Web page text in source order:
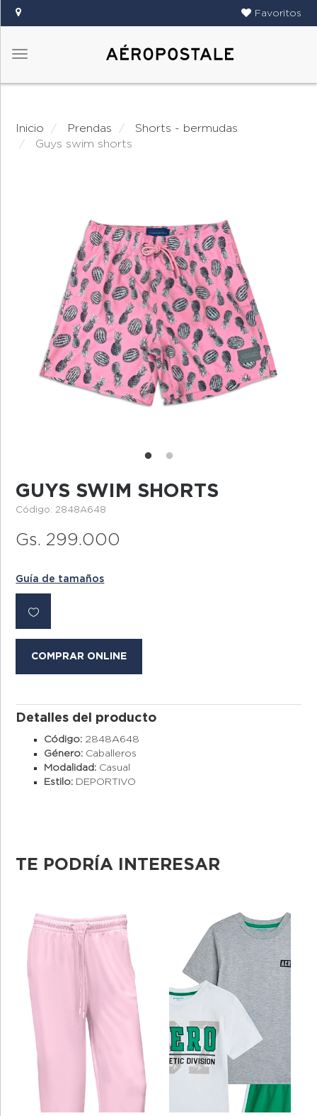
Favoritos
Menú
TIENDAS
Inicio prendas
shorts - bermudas
guys swim shorts
GUYS SWIM SHORTS
Código: 2848A648
Gs. 299.000
Guía de tamaños
COMPRAR ONLINE
Detalles del producto
Código: 2848A648
Género: Caballeros
Modalidad: Casual
Estilo: DEPORTIVO
TE PODRÍA INTERESAR